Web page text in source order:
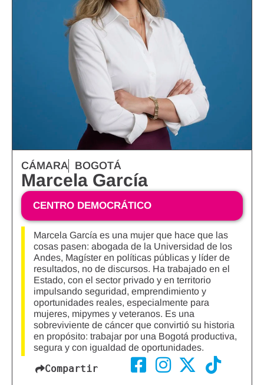
CÁMARA BOGOTÁ
Marcela García
CENTRO DEMOCRÁTICO
Marcela García es una mujer que hace que las
cosas pasen: abogada de la Universidad de los
Andes, Magíster en políticas públicas y líder de
resultados, no de discursos. Ha trabajado en el
Estado, con el sector privado y en territorio
impulsando seguridad, emprendimiento y
oportunidades reales, especialmente para
mujeres, mipymes y veteranos. Es una
sobreviviente de cáncer que convirtió su historia
en propósito: trabajar por una Bogotá productiva,
segura y con igualdad de oportunidades.
Compartir